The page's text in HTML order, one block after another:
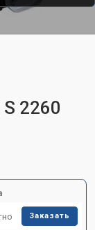
2260
Заказать